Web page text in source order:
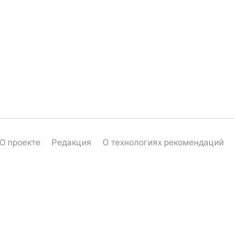
О проекте Редакция О технологиях рекомендаций